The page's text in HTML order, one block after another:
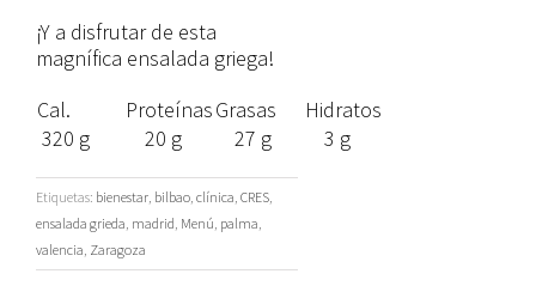
¡Y a disfrutar de esta
magnífica ensalada griega!
Cal.
ProteínasGrasas
Hidratos
320 g
20 g 27 g 3 g
Etiquetas: bienestar, bilbao, clínica, CRES,
ensalada grieda, madrid, Menú, palma,
valencia, Zaragoza